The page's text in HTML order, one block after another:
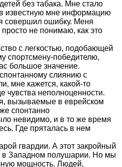
без табака. Мне стало
известную мне информацию
совершил ошибку. Меня
просто не понимаю, как это
с легкостью, подобающей
спортсмену-победителю,
большое значение.
слиянию с
мне кажется, какой-то
чувства неполноценности.
вызываемые в еврейском
спонтанно
невидимо, и в то же время
Где пряталась в нем
гвардии. А этот закройный
в Западном полушарии. Но мы
мощность. Людей,